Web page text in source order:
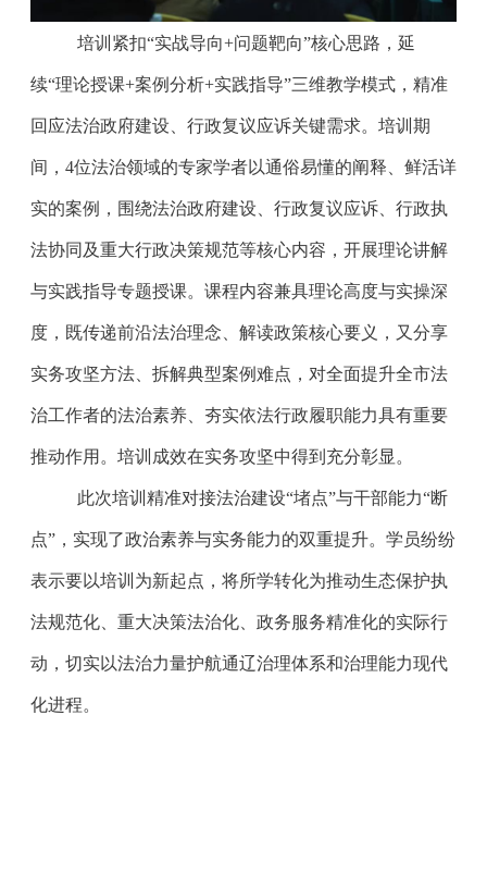
培训紧扣“实战导向+问题靶向”核心思路，延
续“理论授课+案例分析+实践指导”三维教学模式，精准
回应法治政府建设、行政复议应诉关键需求。培训期
间， 4位法治领域的专家学者以通俗易懂的阐释、鲜活详
实的案例，围绕法治政府建设、行政复议应诉、行政执
法协同及重大行政决策规范等核心内容，开展理论讲解
与实践指导专题授课。课程内容兼具理论高度与实操深
度，既传递前沿法治理念、解读政策核心要义，又分享
实务攻坚方法、拆解典型案例难点，对全面提升全市法
治工作者的法治素养、夯实依法行政履职能力具有重要
推动作用。培训成效在实务攻坚中得到充分彰显。
此次培训精准对接法治建设“堵点”与干部能力“断
点”，实现了政治素养与实务能力的双重提升。学员纷纷
表示要以培训为新起点，将所学转化为推动生态保护执
法规范化、重大决策法治化、政务服务精准化的实际行
动，切实以法治力量护航通辽治理体系和治理能力现代
化进程。